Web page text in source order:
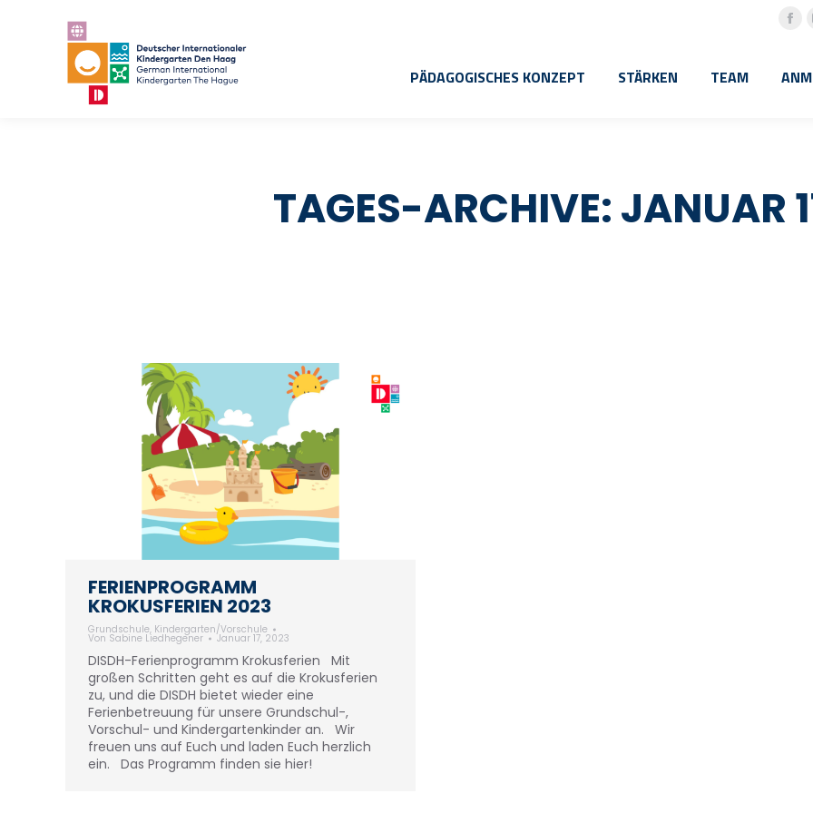
PÄDAGOGISCHES KONZEPT STÄRKEN TEAM
TAGES-ARCHIVE:JANUAR
FERIENPROGRAMM
KROKUSFERIEN 2023
Grundschule, Kindergarten/Vorschule
Von Sabine Liedhegener Januar 17, 2023
DISDH-Ferienprogramm Krokusferien Mit
großen Schritten geht es auf die Krokusferien
zu, und die DISDH bietet wieder eine
Ferienbetreuung für unsere Grundschul-,
Vorschul- und Kindergartenkinder an. Wir
freuen uns auf Euch und laden Euch herzlich
ein. Das Programm finden sie hier!